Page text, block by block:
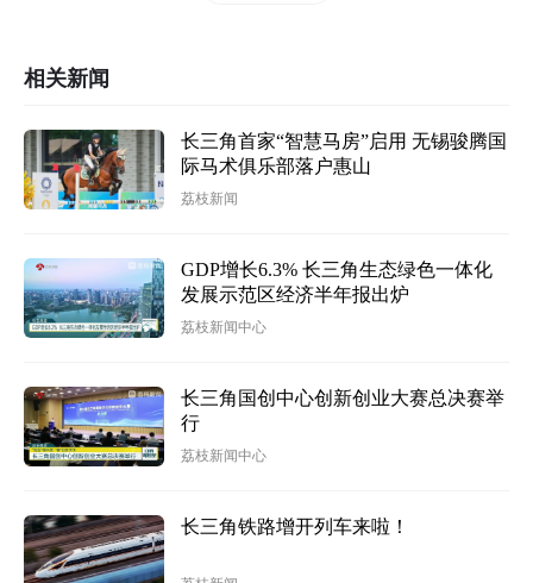
相关新闻
长三角首家“智慧马房”启用 无锡骏腾国
际马术俱乐部落户惠山
荔枝新闻
GDP增长6.3% 长三角生态绿色一体化
发展示范区经济半年报出炉
荔枝新闻中心
长三角国创中心创新创业大赛总决赛举
行
荔枝新闻中心
长三角铁路增开列车来啦！